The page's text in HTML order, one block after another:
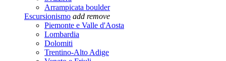
Arrampicata boulder
Escursionismo add remove
Piemonte e Valle d'Aosta
Lombardia
Dolomiti
Trentino-Alto Adige